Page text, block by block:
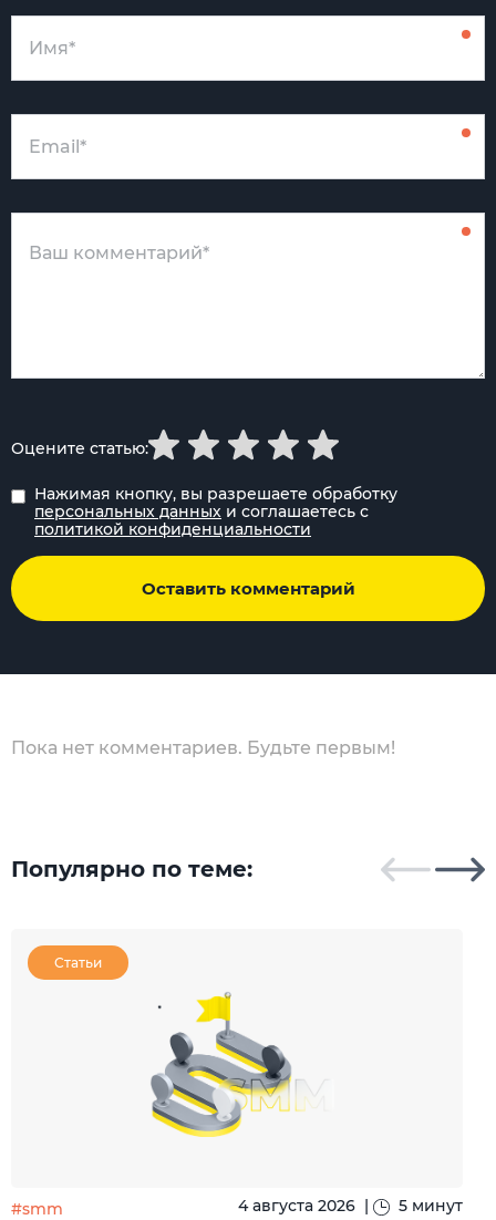
Нажимая кнопку, вы разрешаете обработку
персональных данных и соглашаетесь с
политикой конфиденциальности
Оставить комментарий
Оцените статью:
Пока нет комментариев. Будьте первым!
Популярно по теме:
Статьи
#smm 4 августа 2026 | 5 минут